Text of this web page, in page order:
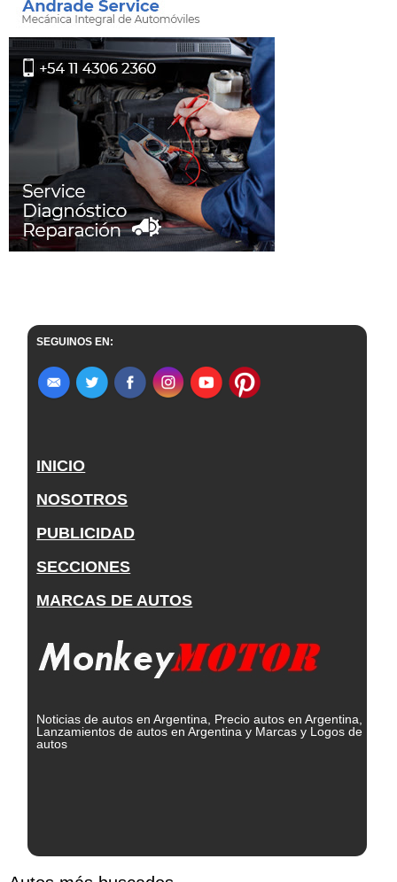
SEGUINOS EN:
INICIO
NOSOTROS
PUBLICIDAD
SECCIONES
MARCAS DE AUTOS
Noticias de autos en Argentina, Precio autos en Argentina,
Lanzamientos de autos en Argentina y Marcas y Logos de
autos